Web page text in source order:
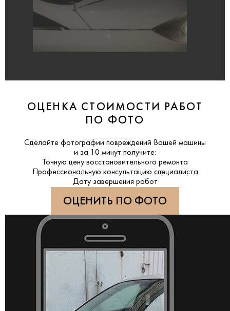
ОЦЕНКА СТОИМОСТИ РАБОТ
ПО ФОТО
Сделайте фотографии повреждений Вашей машины
и за 10 минут получите:
Точную цену восстановительного ремонта
Профессиональную консультацию специалиста
Дату завершения работ
ОЦЕНИТЬ ПО ФОТО